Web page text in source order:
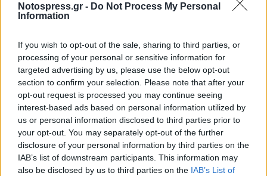
Notospress.gr - Do Not Process My Personal
Information
If you wish to opt-out of the sale, sharing to third parties, or
processing of your personal or sensitive information for
targeted advertising by us, please use the below opt-out
section to confirm your selection. Please note that after your
opt-out request is processed you may continue seeing
interest-based ads based on personal information utilized by
us or personal information disclosed to third parties prior to
your opt-out. You may separately opt-out of the further
disclosure of your personal information by third parties on the
IAB’s list of downstream participants. This information may
also be disclosed by us to third parties on the IAB’s List of
Life
Ο Μπαρσινίκος «γέμισε» με ήχους τζαζ
(photos)
24 Ιουλίου 2025 10:45